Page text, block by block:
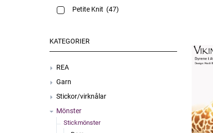
Petite Knit (47)
KATEGORIER
REA
Garn
Stickor/virknålar
Mönster
Stickmönster